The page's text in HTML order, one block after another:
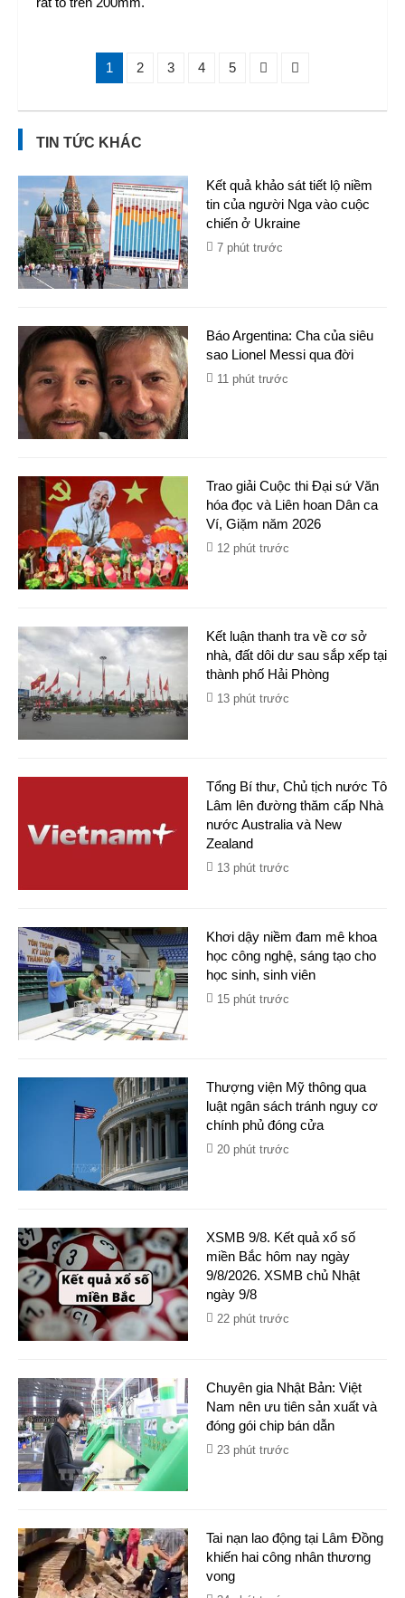
1 2 3 4 5
TIN TỨC KHÁC
Kết quả khảo sát tiết lộ niềm
tin của người Nga vào cuộc
chiến ở Ukraine
7 phút trước
Báo Argentina: Cha của siêu
sao Lionel Messi qua đời
11 phút trước
Trao giải Cuộc thi Đại sứ Văn
hóa đọc và Liên hoan Dân ca
Ví, Giặm năm 2026
12 phút trước
Kết luận thanh tra về cơ sở
nhà, đất dôi dư sau sắp xếp tại
thành phố Hải Phòng
13 phút trước
Tổng Bí thư, Chủ tịch nước Tô
Lâm lên đường thăm cấp Nhà
nước Australia và New
Zealand
13 phút trước
Khơi dậy niềm đam mê khoa
học công nghệ, sáng tạo cho
học sinh, sinh viên
15 phút trước
Thượng viện Mỹ thông qua
luật ngân sách tránh nguy cơ
chính phủ đóng cửa
20 phút trước
XSMB 9/8. Kết quả xổ số
miền Bắc hôm nay ngày
9/8/2026. XSMB chủ Nhật
ngày 9/8
22 phút trước
Chuyên gia Nhật Bản: Việt
Nam nên ưu tiên sản xuất và
đóng gói chip bán dẫn
23 phút trước
Tai nạn lao động tại Lâm Đồng
khiến hai công nhân thương
vong